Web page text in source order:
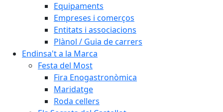
Equipaments
Empreses i comerços
Entitats i associacions
Plànol / Guia de carrers
Endinsa't a la Marca
Festa del Most
Fira Enogastronòmica
Maridatge
Roda cellers